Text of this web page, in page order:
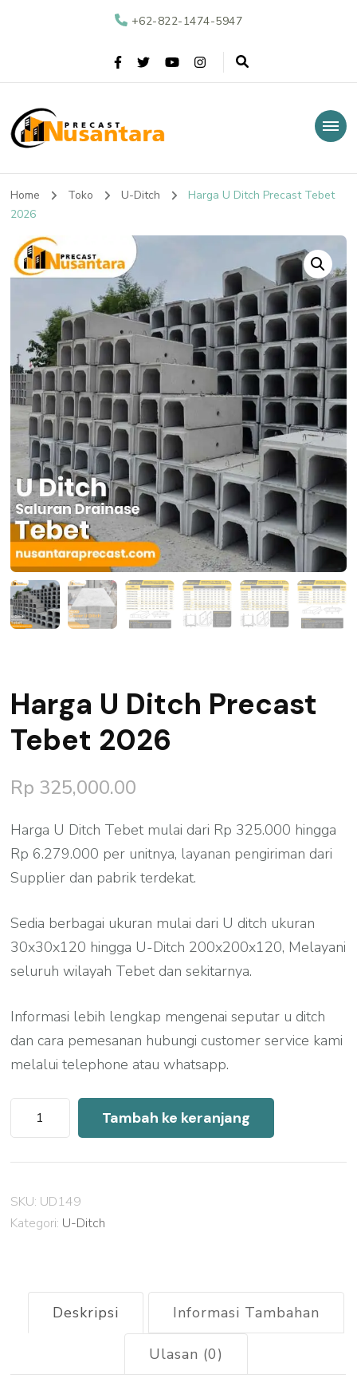
+62-822-1474-5947
Nusantara Precast
Home Toko U-Ditch
Harga U Ditch Precast Tebet
2026
Harga U Ditch Precast
Tebet 2026
Rp 325,000.00
Harga U Ditch Tebet mulai dari Rp 325.000 hingga
Rp 6.279.000 per unitnya, layanan pengiriman dari
Supplier dan pabrik terdekat.
Sedia berbagai ukuran mulai dari U ditch ukuran
30x30x120 hingga U-Ditch 200x200x120, Melayani
seluruh wilayah Tebet dan sekitarnya.
Informasi lebih lengkap mengenai seputar u ditch
dan cara pemesanan hubungi customer service kami
melalui telephone atau whatsapp.
Kuantitas
Harga
U
Precast
Tebet
Tambah ke keranjang
SKU: UD149
Kategori: U-Ditch
Deskripsi Informasi Tambahan
Ulasan (0)